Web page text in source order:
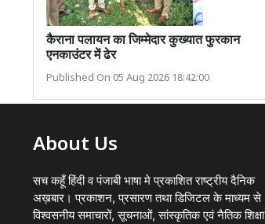
कैराना पलायन का जिम्मेदार कुख्यात फुरकान
एनकाउंटर में ढेर
Published On 05 Aug 2026 18:42:00
About Us
सच कहूँ हिंदी व पंजाबी भाषा मे प्रकाशित राष्ट्रीय दैनिक
अख़बार। प्रकाशन, प्रसारण तथा डिजिटल के माध्यम से
विश्वसनीय समाचारों, सूचनाओं, सांस्कृतिक एवं नैतिक शिक्षा